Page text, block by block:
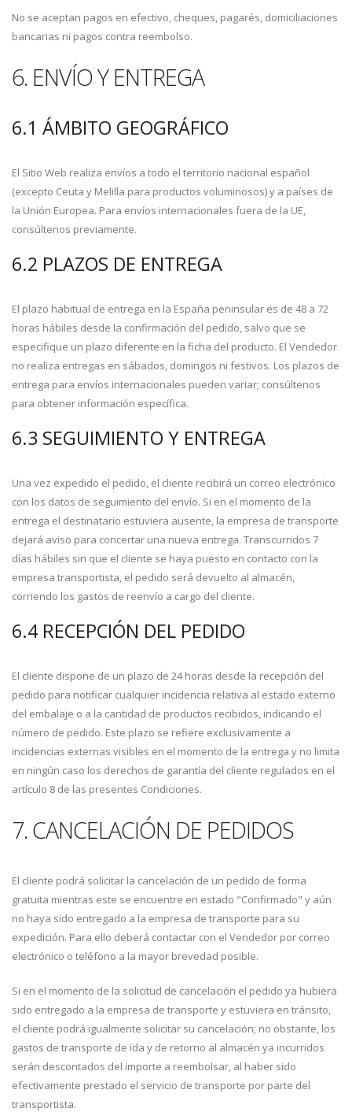
No se aceptan pagos en efectivo, cheques, pagarés, domiciliaciones
bancarias ni pagos contra reembolso.
6. ENVÍO Y ENTREGA
6.1 ÁMBITO GEOGRÁFICO
El Sitio Web realiza envíos a todo el territorio nacional español
(excepto Ceuta y Melilla para productos voluminosos) y a países de
la Unión Europea. Para envíos internacionales fuera de la UE,
consúltenos previamente.
6.2 PLAZOS DE ENTREGA
El plazo habitual de entrega en la España peninsular es de 48 a 72
horas hábiles desde la confirmación del pedido, salvo que se
especifique un plazo diferente en la ficha del producto. El Vendedor
no realiza entregas en sábados, domingos ni festivos. Los plazos de
entrega para envíos internacionales pueden variar; consúltenos
para obtener información específica.
6.3 SEGUIMIENTO Y ENTREGA
Una vez expedido el pedido, el cliente recibirá un correo electrónico
con los datos de seguimiento del envío. Si en el momento de la
entrega el destinatario estuviera ausente, la empresa de transporte
dejará aviso para concertar una nueva entrega. Transcurridos 7
días hábiles sin que el cliente se haya puesto en contacto con la
empresa transportista, el pedido será devuelto al almacén,
corriendo los gastos de reenvío a cargo del cliente.
6.4 RECEPCIÓN DEL PEDIDO
El cliente dispone de un plazo de 24 horas desde la recepción del
pedido para notificar cualquier incidencia relativa al estado externo
del embalaje o a la cantidad de productos recibidos, indicando el
número de pedido. Este plazo se refiere exclusivamente a
incidencias externas visibles en el momento de la entrega y no limita
en ningún caso los derechos de garantía del cliente regulados en el
artículo 8 de las presentes Condiciones.
7. CANCELACIÓN DE PEDIDOS
El cliente podrá solicitar la cancelación de un pedido de forma
gratuita mientras este se encuentre en estado "Confirmado" y aún
no haya sido entregado a la empresa de transporte para su
expedición. Para ello deberá contactar con el Vendedor por correo
electrónico o teléfono a la mayor brevedad posible.
Si en el momento de la solicitud de cancelación el pedido ya hubiera
sido entregado a la empresa de transporte y estuviera en tránsito,
el cliente podrá igualmente solicitar su cancelación; no obstante, los
gastos de transporte de ida y de retorno al almacén ya incurridos
serán descontados del importe a reembolsar, al haber sido
efectivamente prestado el servicio de transporte por parte del
transportista.